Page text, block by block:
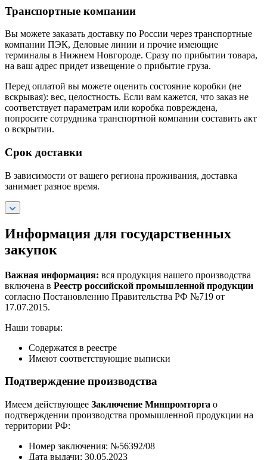
Транспортные компании
Вы можете заказать доставку по России через транспортные
компании ПЭК, Деловые линии и прочие имеющие
терминалы в Нижнем Новгороде. Сразу по прибытии товара,
на ваш адрес придет извещение о прибытие груза.
Перед оплатой вы можете оценить состояние коробки (не
вскрывая): вес, целостность. Если вам кажется, что заказ не
соответствует параметрам или коробка повреждена,
попросите сотрудника транспортной компании составить акт
о вскрытии.
Срок доставки
В зависимости от вашего региона проживания, доставка
занимает разное время.
Информация для государственных
закупок
Важная информация: вся продукция нашего производства
включена в Реестр российской промышленной продукции
согласно Постановлению Правительства РФ №719 от
17.07.2015.
Наши товары:
Содержатся в реестре
Имеют соответствующие выписки
Подтверждение производства
Имеем действующее Заключение Минпромторга о
подтверждении производства промышленной продукции на
территории РФ:
Номер заключения: №56392/08
Дата выдачи: 30.05.2023